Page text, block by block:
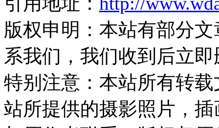
版权申明： 本站有部分
系我们，我们收到后立
特别注意： 本站所有转
站所提供的摄影照片，